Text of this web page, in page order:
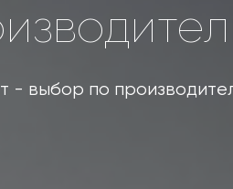
- выбор по